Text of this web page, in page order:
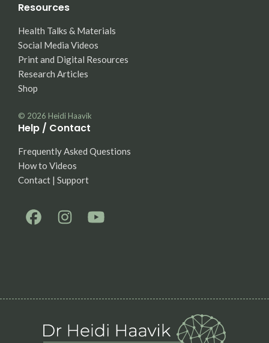
Resources
Health Talks & Materials
Social Media Videos
Print and Digital Resources
Research Articles
Shop
© 2026 Heidi Haavik
Help / Contact
Frequently Asked Questions
How to Videos
Contact | Support